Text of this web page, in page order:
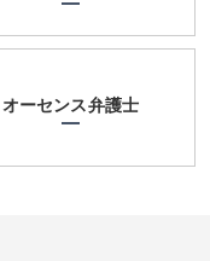
オーセンス弁護士